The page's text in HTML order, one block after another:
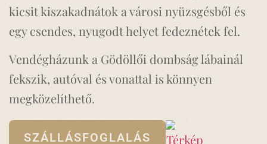
kicsit kiszakadnátok a városi nyüzsgésből és
egy csendes, nyugodt helyet fedeznétek fel.
Vendégházunk a Gödöllői dombság lábainál
fekszik, autóval és vonattal is könnyen
megközelíthető.
SZÁLLÁSFOGLALÁS